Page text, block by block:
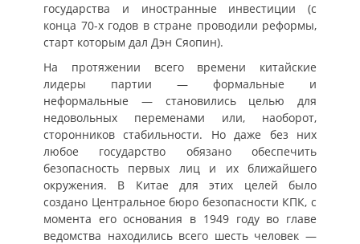
государства и иностранные инвестиции (с
конца 70-х годов в стране проводили реформы,
старт которым дал Дэн Сяопин).
На протяжении всего времени китайские
лидеры партии — формальные и
неформальные — становились целью для
недовольных переменами или, наоборот,
сторонников стабильности. Но даже без них
любое государство обязано обеспечить
безопасность первых лиц и их ближайшего
окружения. В Китае для этих целей было
создано Центральное бюро безопасности КПК, с
момента его основания в 1949 году во главе
ведомства находились всего шесть человек —